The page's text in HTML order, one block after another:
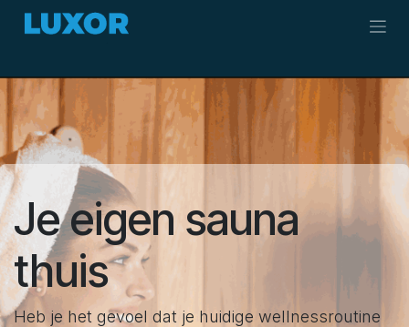
Overslaan naar inhoud
Je eigen sauna
thuis
Heb je het gevoel dat je huidige wellnessroutine